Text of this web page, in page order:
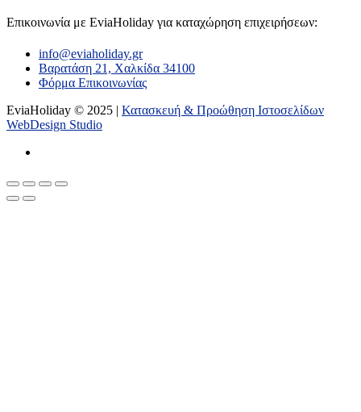
Επικοινωνία με ΕviaHoliday για καταχώρηση επιχειρήσεων:
info@eviaholiday.gr
Βαρατάση 21, Χαλκίδα 34100
Φόρμα Επικοινωνίας
EviaHoliday © 2025 | Κατασκευή & Προώθηση Ιστοσελίδων
WebDesign Studio